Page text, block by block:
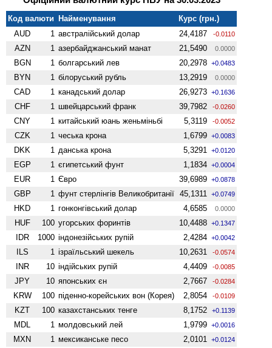
Код валюти Найменування
Курс (грн.)
AUD
1 австралійський долар 24,4187 -0.0110
AZN 1 азербайджанський манат 21,5490 0.0000
BGN 1 болгарський лев 20,2978 +0.0483
BYN 1 білоруський рубль 13,2919 0.0000
CAD 1 канадський долар 26,9273 +0.1636
CHF 1 швейцарський франк 39,7982 -0.0260
CNY 1 китайський юань женьмiньбi 5,3119 -0.0052
CZK 1 чеська крона 1,6799 +0.0083
DKK 1 данська крона 5,3291 +0.0120
EGP 1 єгипетський фунт 1,1834 +0.0004
EUR 1 Євро 39,6989 +0.0878
GBP 1 фунт стерлінгів Велико­британії 45,1311 +0.0749
HKD 1 гонконгівський долар 4,6585 0.0000
HUF 100 угорських форинтів 10,4488 +0.1347
IDR 1000 індонезійських рупій 2,4284 +0.0042
ILS 1 ізраїльський шекель 10,2631 -0.0574
INR 10 індійських рупій 4,4409 -0.0085
JPY 10 японських єн 2,7667 -0.0284
KRW 100 піденно-корейських вон (Корея) 2,8054 -0.0109
KZT 100 казахстанських тенге 8,1752 +0.1139
MDL 1 молдовський лей 1,9799 +0.0016
MXN 1 мексиканське песо 2,0101 +0.0124